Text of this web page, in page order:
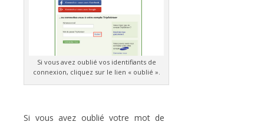
Si vous avez oublié vos identifiants de
connexion, cliquez sur le lien « oublié ».
Si vous avez oublié votre mot de